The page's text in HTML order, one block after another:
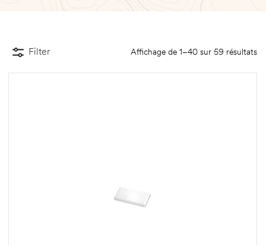
Filter Affichage de 1–40 sur 59 résultats